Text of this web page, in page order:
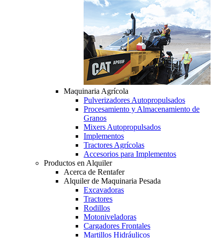
Maquinaria Agrícola
Pulverizadores Autopropulsados
Procesamiento y Almacenamiento de
Granos
Mixers Autopropulsados
Implementos
Tractores Agrícolas
Accesorios para Implementos
Productos en Alquiler
Acerca de Rentafer
Alquiler de Maquinaria Pesada
Excavadoras
Tractores
Rodillos
Motoniveladoras
Cargadores Frontales
Martillos Hidráulicos